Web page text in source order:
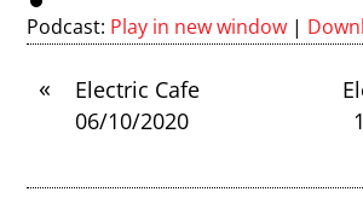
Podcast: Play in new window |
«
Electric Cafe
06/10/2020